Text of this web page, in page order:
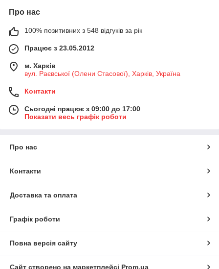
Про нас
100% позитивних з 548 відгуків за рік
Працює з 23.05.2012
м. Харків
вул. Раєвської (Олени Стасової), Харків, Україна
Контакти
Сьогодні працює з 09:00 до 17:00
Показати весь графік роботи
Про нас
Контакти
Доставка та оплата
Графік роботи
Повна версія сайту
Сайт створено на маркетплейсі Prom.ua